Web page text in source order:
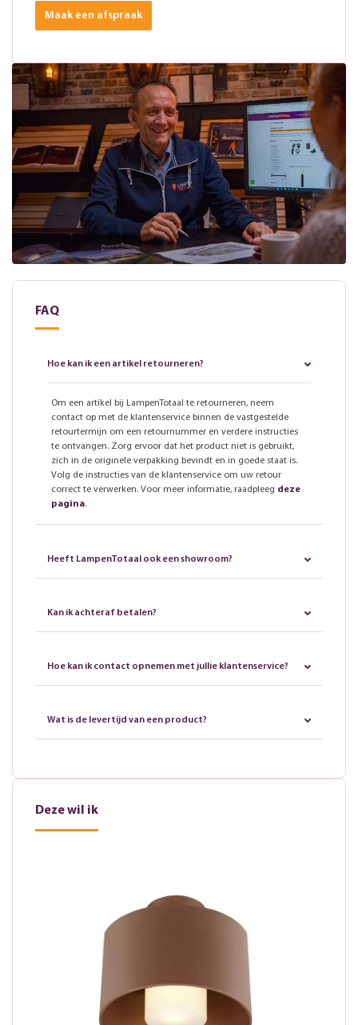
Maak een afspraak
FAQ
Hoe kan ik een artikel retourneren?
Om een artikel bij LampenTotaal te retourneren, neem
contact op met de klantenservice binnen de vastgestelde
retourtermijn om een retournummer en verdere instructies
te ontvangen. Zorg ervoor dat het product niet is gebruikt,
zich in de originele verpakking bevindt en in goede staat is.
Volg de instructies van de klantenservice om uw retour
correct te verwerken. Voor meer informatie, raadpleeg deze
pagina.
Heeft LampenTotaal ook een showroom?
Kan ik achteraf betalen?
Hoe kan ik contact opnemen met jullie klantenservice?
Wat is de levertijd van een product?
Deze wil ik